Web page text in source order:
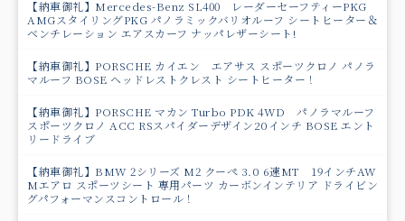
【納車御礼】Mercedes-Benz SL400 レーダーセーフティーPKG
AMGスタイリングPKG パノラミックバリオルーフ シートヒーター＆
ベンチレーション エアスカーフ ナッパレザーシート!
【納車御礼】PORSCHE カイエン エアサス スポーツクロノ パノラ
マルーフ BOSE ヘッドレストクレスト シートヒーター！
【納車御礼】PORSCHE マカン Turbo PDK 4WD パノラマルーフ
スポーツクロノ ACC RSスパイダーデザイン20インチ BOSE エント
リードライブ
【納車御礼】BMW 2シリーズ M2 クーペ 3.0 6速MT 19インチAW
Mエアロ スポーツシート 専用パーツ カーボンインテリア ドライビン
グパフォーマンスコントロール！